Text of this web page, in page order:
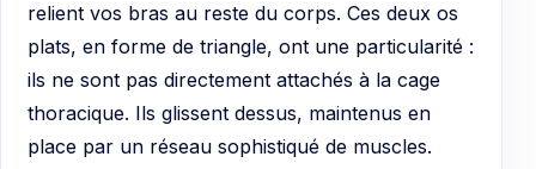
relient vos bras au reste du corps. Ces deux os
plats, en forme de triangle, ont une particularité :
ils ne sont pas directement attachés à la cage
thoracique. Ils glissent dessus, maintenus en
place par un réseau sophistiqué de muscles.